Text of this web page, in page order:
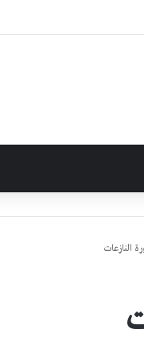
النازعات